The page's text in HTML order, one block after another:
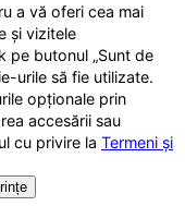
a vă oferi cea mai
și vizitele
pe butonul „Sunt de
urile să fie utilizate.
opționale prin
accesării sau
cu privire la Termeni și